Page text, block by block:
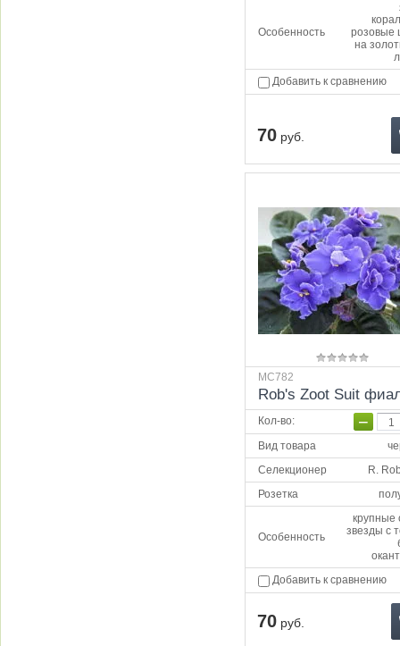
Особенность
розовые
на
Добавить к сравнению
70 руб.
МС782
Rob's Zoot Suit
Кол-во: −
Вид товара
Селекционер
R.
Розетка
Особенность
крупные
звезды с
Добавить к сравнению
70 руб.